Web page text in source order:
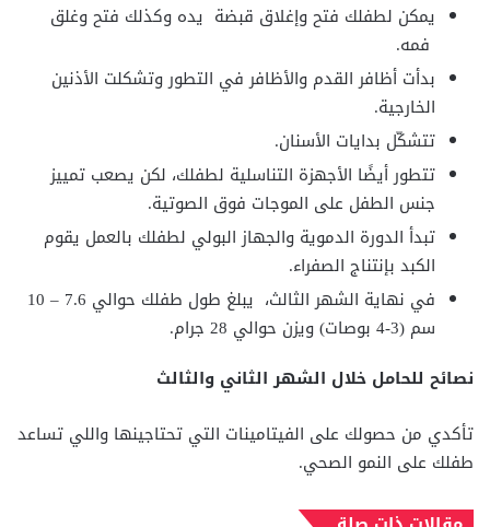
يمكن لطفلك فتح وإغلاق قبضة يده وكذلك فتح وغلق
فمه.
بدأت أظافر القدم والأظافر في التطور وتشكلت الأذنين
الخارجية.
تتشكّل بدايات الأسنان.
تتطور أيضًا الأجهزة التناسلية لطفلك، لكن يصعب تمييز
جنس الطفل على الموجات فوق الصوتية.
تبدأ الدورة الدموية والجهاز البولي لطفلك بالعمل يقوم
الكبد بإنتناج الصفراء.
في نهاية الشهر الثالث، يبلغ طول طفلك حوالي 7.6 – 10
سم (3-4 بوصات) ويزن حوالي 28 جرام.
نصائح للحامل خلال الشهر الثاني والثالث
تأكدي من حصولك على الفيتامينات التي تحتاجينها واللي تساعد
طفلك على النمو الصحي.